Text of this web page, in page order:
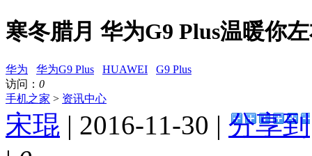
寒冬腊月 华为G9 Plus温暖你
华为 华为G9 Plus HUAWEI
G9 Plus
访问： 0
手机之家 > 资讯中心
宋琨 | 2016-11-30 | 分享到